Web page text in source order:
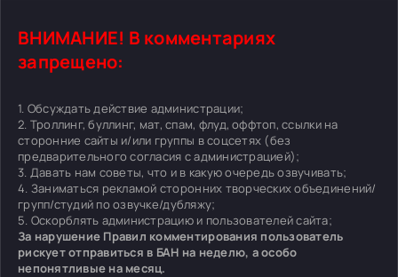
ВНИМАНИЕ! В комментариях
запрещено:
1. Обсуждать действие администрации;
2. Троллинг, буллинг, мат, спам, флуд, оффтоп, ссылки на
сторонние сайты и/или группы в соцсетях (без
предварительного согласия с администрацией);
3. Давать нам советы, что и в какую очередь озвучивать;
4. Заниматься рекламой сторонних творческих объединений/
групп/студий по озвучке/дубляжу;
5. Оскорблять администрацию и пользователей сайта;
За нарушение Правил комментирования пользователь
рискует отправиться в БАН на неделю, а особо
непонятливые на месяц.